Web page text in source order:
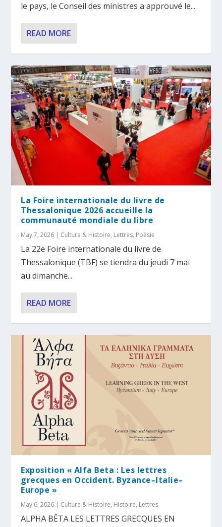
le pays, le Conseil des ministres a approuvé le...
READ MORE
La Foire internationale du livre de
Thessalonique 2026 accueille la
communauté mondiale du libre
May 7, 2026 | Culture & Histoire, Lettres, Poésie
La 22e Foire internationale du livre de
Thessalonique (TBF) se tiendra du jeudi 7 mai
au dimanche...
READ MORE
Exposition « Alfa Beta : Les lettres
grecques en Occident. Byzance–Italie–
Europe »
May 6, 2026 | Culture & Histoire, Histoire, Lettres
ALPHA BÊTA LES LETTRES GRECQUES EN